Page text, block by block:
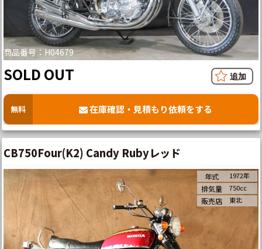
商品番号：H04679
SOLD OUT
無料 在庫確認・見積もり依頼をする
CB750Four(K2) Candy Rubyレッド
年式 1972年
排気量 750cc
販売店 東北